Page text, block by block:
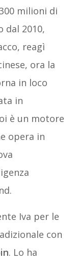
milioni di
dal 2010,
reagì
ora la
in loco
in
è un motore
opera in
Iva per le
con
. Lo ha